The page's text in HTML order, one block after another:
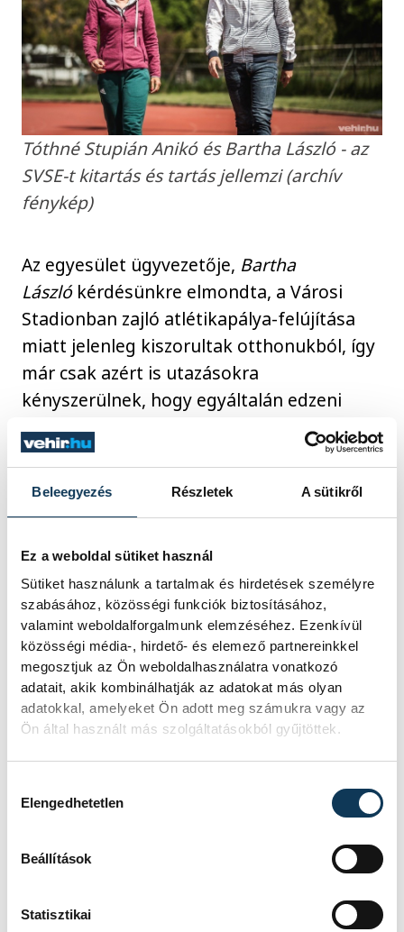
Beleegyezés Részletek A sütikről
Ez a weboldal sütiket használ
Sütiket használunk a tartalmak és hirdetések személyre
szabásához, közösségi funkciók biztosításához,
valamint weboldalforgalmunk elemzéséhez. Ezenkívül
közösségi média-, hirdető- és elemező partnereinkkel
megosztjuk az Ön weboldalhasználatra vonatkozó
adatait, akik kombinálhatják az adatokat más olyan
adatokkal, amelyeket Ön adott meg számukra vagy az
Ön által használt más szolgáltatásokból gyűjtöttek.
Elengedhetetlen
Beállítások
Statisztikai
Tóthné Stupián Anikó és Bartha László - az
SVSE-t kitartás és tartás jellemzi (archív
fénykép)
Az egyesület ügyvezetője, Bartha
Lászlókérdésünkre elmondta, a Városi
Stadionban zajló atlétikapálya-felújítása
miatt jelenleg kiszorultak otthonukból, így
már csak azért is utazásokra
kényszerülnek, hogy egyáltalán edzeni
tudjanak. A helyzet jelentősen megnehezíti
a felkészüléseket, nem említve a jelenlegi
energiaár-emelkedést, amely a
költségvetést is jelentősen átírta.
a futófolyosó felújítása is megkezdődhet
majd, hiszen az SVSE mellett a másik helyi
atlétika-egyesület, a VEDAC is rászolgált
arra, hogy méltó otthonban dolgozzon. Az
ügyvezető hangsúlyozta, csakis
összefogással lesznek elérhetőek a
fejlesztések.
bejelentették, hogy több atlétájuk is
rászolgált az eredményeivel arra, hogy az